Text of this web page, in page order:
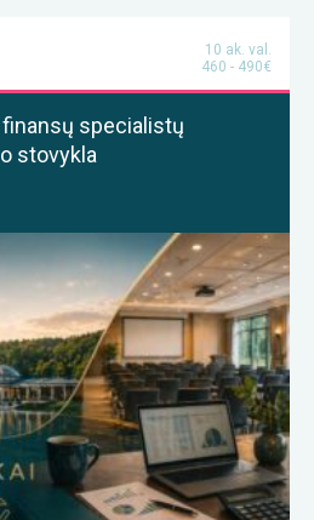
10 ak. val.
460 - 490€
specialistų
stovykla